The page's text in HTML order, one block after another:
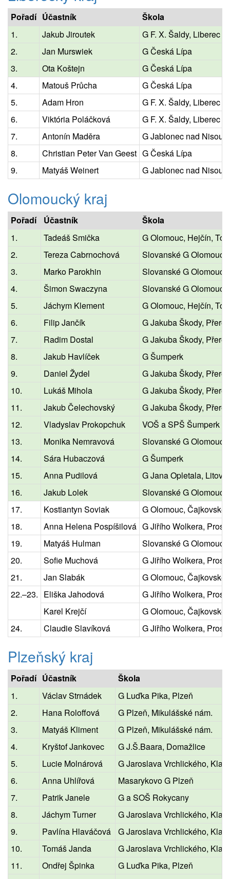
Pořadí Účastník Škola
1.
Jakub Jiroutek G F. X. Šaldy, Liberec
2.
Jan Murswiek G Česká Lípa
3.
Ota Koštejn G Česká Lípa
4.
Matouš Průcha G Česká Lípa
5.
Adam Hron G F. X. Šaldy, Liberec
6.
Viktória Poláčková G F. X. Šaldy, Liberec
7.
Antonín Maděra G Jablonec nad Nisou
8.
Christian Peter Van Geest G Česká Lípa
9.
Matyáš Weinert G Jablonec nad Nisou
Olomoucký kraj
Pořadí Účastník
Škola
1.
Tadeáš Smička
G Olomouc, Hejčín,
2.
Tereza Cabrnochová
Slovanské G Olomouc
3.
Marko Parokhin
Slovanské G Olomouc
4.
Šimon Swaczyna
Slovanské G Olomouc
5.
Jáchym Klement
G Olomouc, Hejčín,
6.
Filip Jančík
G Jakuba Škody, Přerov
7.
Radim Dostal
G Jakuba Škody, Přerov
8.
Jakub Havlíček
G Šumperk
9.
Daniel Žydel
G Jakuba Škody, Přerov
10.
Lukáš Mihola
G Jakuba Škody, Přerov
11.
Jakub Čelechovský
G Jakuba Škody, Přerov
12.
Vladyslav Prokopchuk
VOŠ a SPŠ Šumperk
13.
Monika Nemravová
Slovanské G Olomouc
14.
Sára Hubaczová
G Šumperk
15.
Anna Pudilová
G Jana Opletala, Litovel
16.
Jakub Lolek
Slovanské G Olomouc
17.
Kostiantyn Soviak
G Olomouc,
18.
Anna Helena Pospíšilová G Jiřího Wolkera,
19.
Matyáš Hulman
Slovanské G Olomouc
20.
Sofie Muchová
G Jiřího Wolkera,
21.
Jan Slabák
G Olomouc,
22.–23. Eliška Jahodová
G Jiřího Wolkera,
Karel Krejčí
G Olomouc,
24.
Claudie Slavíková G Jiřího Wolkera,
Plzeňský kraj
Pořadí Účastník
Škola
1.
Václav Strnádek
G Luďka Pika, Plzeň
2.
Hana Roloffová
G Plzeň, Mikulášské nám.
3.
Matyáš Kliment
G Plzeň, Mikulášské nám.
4.
Kryštof Jankovec
G J.Š.Baara, Domažlice
5.
Lucie Molnárová
G Jaroslava Vrchlického,
6.
Anna Uhlířová
Masarykovo G Plzeň
7.
Patrik Janele
G a SOŠ Rokycany
8.
Jáchym Turner
G Jaroslava Vrchlického,
9.
Pavlína Hlaváčová
G Jaroslava Vrchlického,
10.
Tomáš Janda
G Jaroslava Vrchlického,
11.
Ondřej Špinka
G Luďka Pika, Plzeň